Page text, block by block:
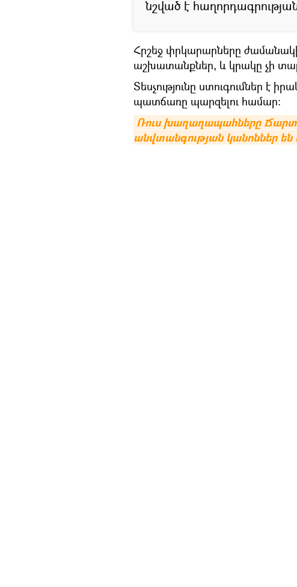
նշված է
Հրշեջ փրկարարները
աշխատանքներ, և կրակը չի
Տեսչությունը ստուգումներ է
պատճառը պարզելու համար:
Ռուս խաղաղապահները
անվտանգության կանոններ են